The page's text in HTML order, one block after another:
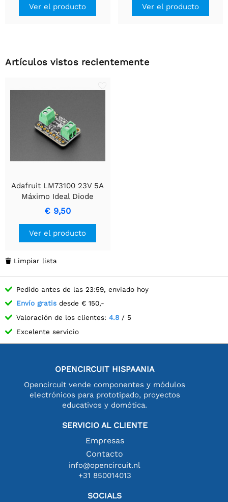
Ver el producto Ver el producto
Artículos vistos recientemente
Adafruit LM73100 23V 5A
Máximo Ideal Diode
Breakout
€ 9,50
Ver el producto
 Limpiar lista
Pedido antes de las 23:59, enviado hoy
Envío gratis desde € 150,-
Valoración de los clientes: 4.8 / 5
Excelente servicio
OPENCIRCUIT HISPAANIA
Opencircuit vende componentes y módulos
electrónicos para prototipado, proyectos
educativos y domótica.
SERVICIO AL CLIENTE
Empresas
Contacto
info@opencircuit.nl
+31 850014013
SOCIALS